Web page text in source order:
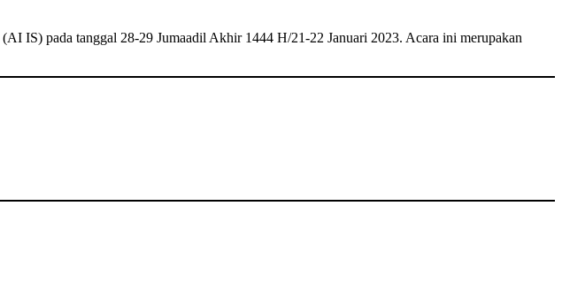
IS) pada tanggal 28-29 Jumaadil Akhir 1444 H/21-22 Januari 2023. Acara ini merupakan